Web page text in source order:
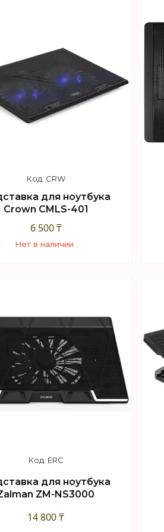
CRW
для ноутбука
Crown CMLS-401
6 500 ₸
Нет в наличии
ERC
для ноутбука
ZM-NS3000
14 800 ₸